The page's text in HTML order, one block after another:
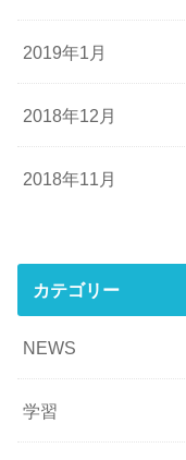
2019年1月
2018年12月
2018年11月
カテゴリー
NEWS
学習